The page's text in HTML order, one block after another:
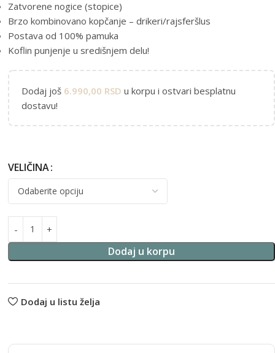
Zatvorene nogice (stopice)
Brzo kombinovano kopčanje – drikeri/rajsferšlus
Postava od 100% pamuka
Koflin punjenje u središnjem delu!
Dodaj još 6.990,00 RSD u korpu i ostvari besplatnu
dostavu!
VELIČINA
Dodaj u korpu
Alternative:
Dodaj u listu želja